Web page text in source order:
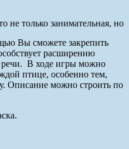
только занимательная, но
Вы сможете закрепить
расширению
В ходе игры можно
птице, особенно тем,
Описание можно строить по